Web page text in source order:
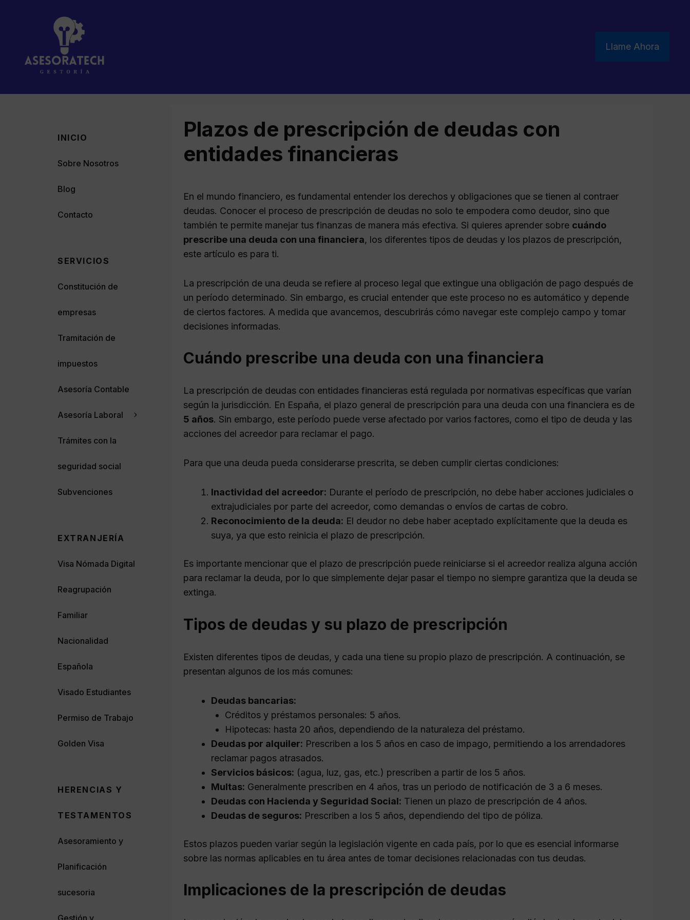
Llame Ahora
Plazos de prescripción de deudas con
entidades financieras
En el mundo financiero, es fundamental entender los derechos y obligaciones que se tienen al contraer
deudas. Conocer el proceso de prescripción de deudas no solo te empodera como deudor, sino que
también te permite manejar tus finanzas de manera más efectiva. Si quieres aprender sobre cuándo
prescribe una deuda con una financiera, los diferentes tipos de deudas y los plazos de prescripción,
este artículo es para ti.
La prescripción de una deuda se refiere al proceso legal que extingue una obligación de pago después de
un período determinado. Sin embargo, es crucial entender que este proceso no es automático y depende
de ciertos factores. A medida que avancemos, descubrirás cómo navegar este complejo campo y tomar
decisiones informadas.
Cuándo prescribe una deuda con una financiera
La prescripción de deudas con entidades financieras está regulada por normativas específicas que varían
según la jurisdicción. En España, el plazo general de prescripción para una deuda con una financiera es de
5 años. Sin embargo, este período puede verse afectado por varios factores, como el tipo de deuda y las
acciones del acreedor para reclamar el pago.
Para que una deuda pueda considerarse prescrita, se deben cumplir ciertas condiciones:
Inactividad del acreedor: Durante el período de prescripción, no debe haber acciones judiciales o
extrajudiciales por parte del acreedor, como demandas o envíos de cartas de cobro.
Reconocimiento de la deuda: El deudor no debe haber aceptado explícitamente que la deuda es
suya, ya que esto reinicia el plazo de prescripción.
Es importante mencionar que el plazo de prescripción puede reiniciarse si el acreedor realiza alguna acción
para reclamar la deuda, por lo que simplemente dejar pasar el tiempo no siempre garantiza que la deuda se
extinga.
Tipos de deudas y su plazo de prescripción
Existen diferentes tipos de deudas, y cada una tiene su propio plazo de prescripción. A continuación, se
presentan algunos de los más comunes:
Deudas bancarias:
Créditos y préstamos personales: 5 años.
Hipotecas: hasta 20 años, dependiendo de la naturaleza del préstamo.
Deudas por alquiler: Prescriben a los 5 años en caso de impago, permitiendo a los arrendadores
reclamar pagos atrasados.
Servicios básicos: (agua, luz, gas, etc.) prescriben a partir de los 5 años.
Multas: Generalmente prescriben en 4 años, tras un periodo de notificación de 3 a 6 meses.
Deudas con Hacienda y Seguridad Social: Tienen un plazo de prescripción de 4 años.
Deudas de seguros: Prescriben a los 5 años, dependiendo del tipo de póliza.
Estos plazos pueden variar según la legislación vigente en cada país, por lo que es esencial informarse
sobre las normas aplicables en tu área antes de tomar decisiones relacionadas con tus deudas.
Implicaciones de la prescripción de deudas
INICIO
Sobre Nosotros
Blog
Contacto
SERVICIOS
Constitución de
empresas
Tramitación de
impuestos
Asesoría Contable
Asesoría Laboral
Trámites con la
seguridad social
Subvenciones
EXTRANJERÍA
Visa Nómada Digital
Reagrupación
Familiar
Nacionalidad
Española
Visado Estudiantes
Permiso de Trabajo
Golden Visa
HERENCIAS Y
TESTAMENTOS
Asesoramiento y
Planificación
sucesoria
Gestión y